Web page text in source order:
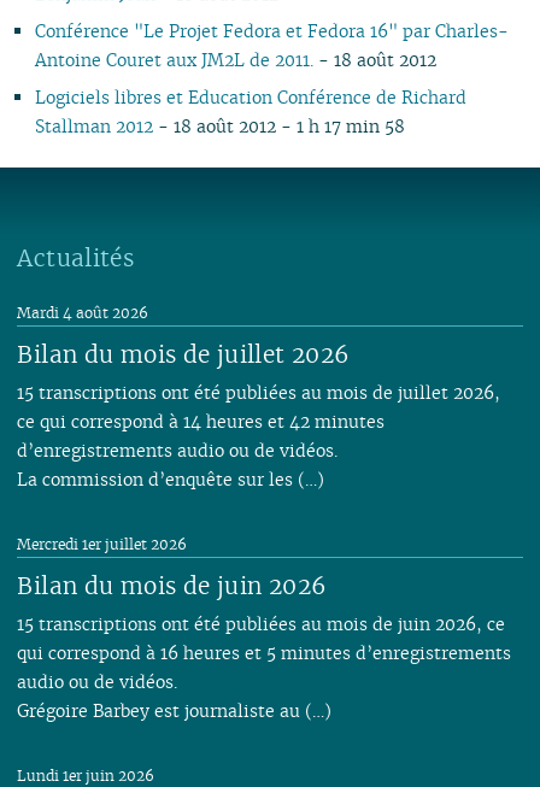
02
01
04
02
01
02
01
02
01
02
01
04
02
01
02
03
02
03
02
03
02
02
04
03
04
03
Conférence "Le Projet Fedora et Fedora 16" par Charles-
Antoine Couret aux JM2L de 2011.- 18 août 2012
Logiciels libres et Education Conférence de Richard
Stallman 2012- 18 août 2012 - 1 h 17 min 58
Actualités
Bilan du mois de juillet 2026
Mardi 4 août 2026
15 transcriptions ont été publiées au mois de juillet 2026,
ce qui correspond à 14 heures et 42 minutes
d’enregistrements audio ou de vidéos.
La commission d’enquête sur les (…)
Bilan du mois de juin 2026
Mercredi 1er juillet 2026
15 transcriptions ont été publiées au mois de juin 2026, ce
qui correspond à 16 heures et 5 minutes d’enregistrements
audio ou de vidéos.
Grégoire Barbey est journaliste au (…)
Lundi 1er juin 2026